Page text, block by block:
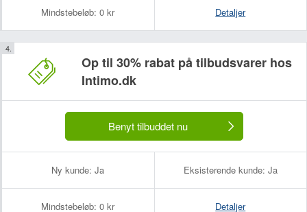
Mindstebeløb: 0 kr Detaljer
Op til 30% rabat på tilbudsvarer hos
Intimo.dk
Benyt tilbuddet nu
Ny kunde: Ja Eksisterende kunde: Ja
Mindstebeløb: 0 kr Detaljer